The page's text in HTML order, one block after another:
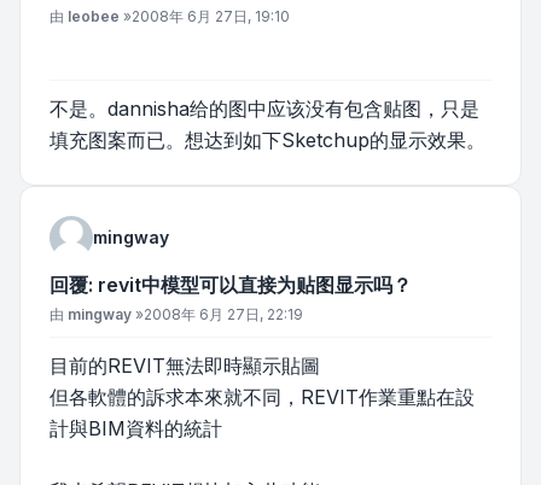
文章
由 leobee »2008年 6月 27日, 19:10
不是。dannisha给的图中应该没有包含贴图，只是
填充图案而已。想达到如下Sketchup的显示效果。
mingway
回覆: revit中模型可以直接为贴图显示吗？
文章
由 mingway »2008年 6月 27日, 22:19
目前的REVIT無法即時顯示貼圖
但各軟體的訴求本來就不同，REVIT作業重點在設
計與BIM資料的統計